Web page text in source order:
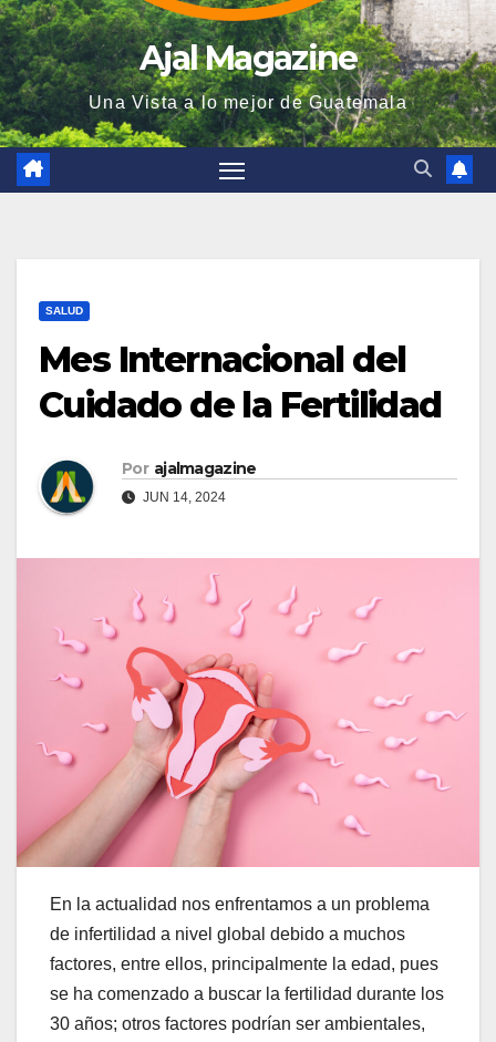
Ajal Magazine
Una Vista a lo mejor de Guatemala
SALUD
Mes Internacional del
Cuidado de la Fertilidad
Por ajalmagazine
JUN 14, 2024
En la actualidad nos enfrentamos a un problema
de infertilidad a nivel global debido a muchos
factores, entre ellos, principalmente la edad, pues
se ha comenzado a buscar la fertilidad durante los
30 años; otros factores podrían ser ambientales,